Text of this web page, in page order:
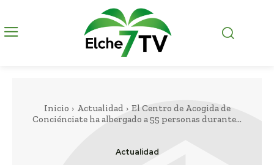
Inicio Actualidad
El Centro de Acogida de
Conciénciate ha albergado a 55 personas durante...
Actualidad